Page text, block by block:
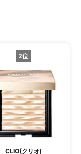
2位
CLIO(クリオ)